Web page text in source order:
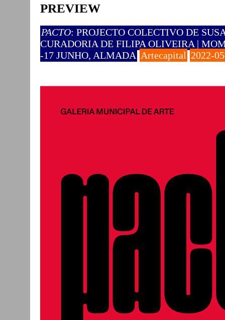
PREVIEW
PACTO: PROJECTO COLECTIVO DE
CURADORIA DE FILIPA OLIVEIRA |
-17 JUNHO, ALMADA Artecapital 2022-